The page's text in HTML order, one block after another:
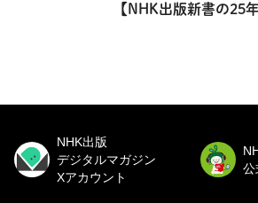
【NHK出版新書の25
NHK出版
デジタルマガジン
Xアカウント
公